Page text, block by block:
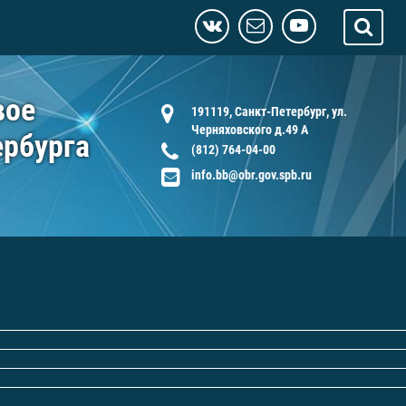
191119, Санкт-Петербург, ул.
Черняховского д.49 А
(812) 764-04-00
info.bb@obr.gov.spb.ru